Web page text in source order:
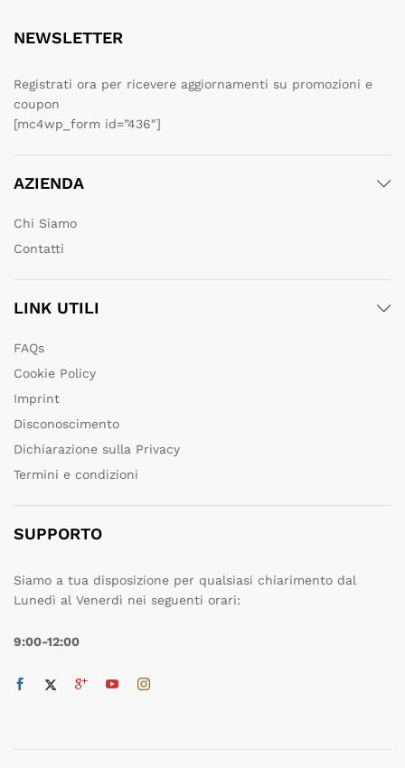
NEWSLETTER
Registrati ora per ricevere aggiornamenti su promozioni e
coupon
[mc4wp_form id=”436″]
AZIENDA
Chi Siamo
Contatti
LINK UTILI
FAQs
Cookie Policy
Imprint
Disconoscimento
Dichiarazione sulla Privacy
Termini e condizioni
SUPPORTO
Siamo a tua disposizione per qualsiasi chiarimento dal
Lunedì al Venerdì nei seguenti orari:
9:00-12:00